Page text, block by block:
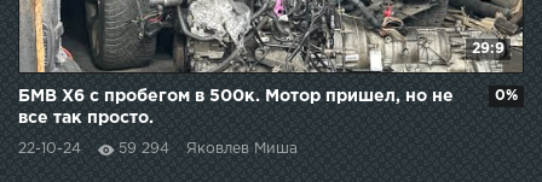
29:9
БМВ Х6 с пробегом в 500к. Мотор пришел, но не
все так просто.
22-10-24 59 294 Яковлев Миша
0%